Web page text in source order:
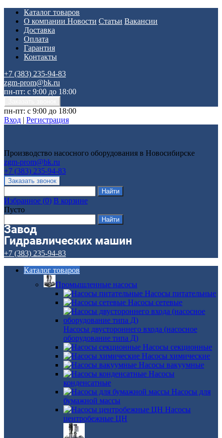
Каталог товаров
О компании Новости Статьи Вакансии
Доставка
Оплата
Гарантия
Контакты
+7 (383) 235-94-83
zgm-prom@bk.ru
пн-пт: с 9:00 до 18:00
пн-пт: с 9:00 до 18:00
Вход | Регистрация
Производство насосного оборудования в Новосибирске
zgm-prom@bk.ru
+7 (383) 235-94-83
Избранное (0) В корзине
Пусто
+7 (383) 235-94-83
Каталог товаров
Промышленные насосы
Насосы питательные
Насосы сетевые
Насосы двустороннего входа (насосное
оборудование типа Д)
Насосы секционные
Насосы химические
Насосы вакуумные
Насосы
конденсатные
Насосы для
бумажной массы
Насосы
центробежные ЦН